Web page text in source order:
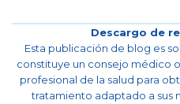
Descargo de
Esta publicación de blog es
constituye un consejo médico
profesional de la salud para
tratamiento adaptado a sus